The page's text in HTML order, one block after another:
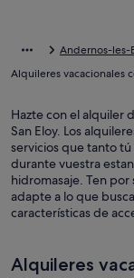
Andernos-les-
Alquileres vacacionales
Hazte con el alquiler
San Eloy. Los
servicios que tanto
durante vuestra
hidromasaje. Ten
adapte a lo que
características de
Alquileres